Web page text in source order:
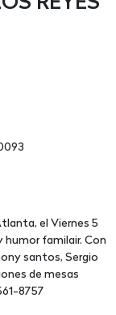
el Viernes 5
humor familair. Con
santos, Sergio
de mesas
8757